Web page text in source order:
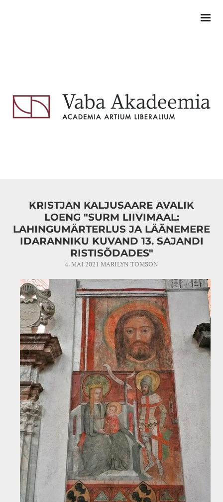
KRISTJAN KALJUSAARE AVALIK
LOENG "SURM LIIVIMAAL:
LAHINGUMÄRTERLUS JA LÄÄNEMERE
IDARANNIKU KUVAND 13. SAJANDI
RISTISÕDADES"
4. MAI 2021 MARILYN TOMSON